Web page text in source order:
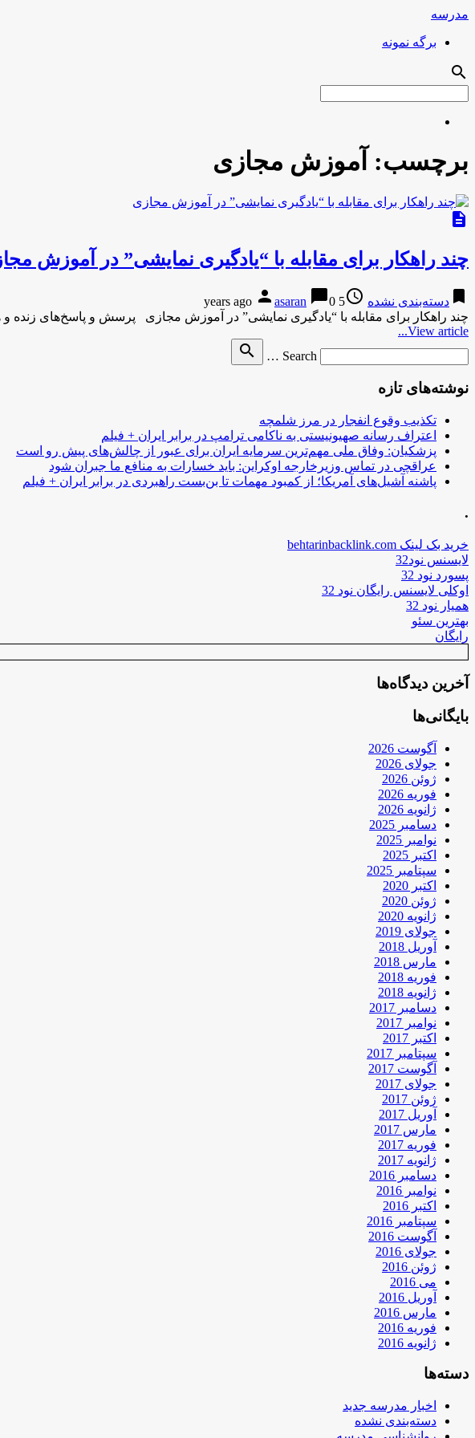
مدرسه
برگه نمونه
search
برچسب: آموزش مجازی
description
چند راهکار برای مقابله با “یادگیری نمایشی” در آموزش
bookmark دسته‌بندی نشده access_time
5 years ago
person asaran chat_bubble0
چند راهکار برای مقابله با “یادگیری نمایشی” در آموزش مجازی پرسش و پاسخ‌های
View article...
Search …
search
نوشته‌های تازه
تکذیب وقوع انفجار در مرز شلمچه
اعتراف رسانه صهیونیستی به ناکامی ترامپ در برابر ایران + فیلم
پزشکیان: وفاق ملی مهم‌ترین سرمایه ایران برای عبور از چالش‌های پیش رو است
عراقچی در تماس وزیرخارجه اوکراین: باید خسارات به منافع ما جبران شود
پاشنه آشیل‌های آمریکا؛ از کمبود مهمات تا بن‌بست راهبردی در برابر ایران + فیلم
.
خرید بک لینک behtarinbacklink.com
لایسنس نود32
پسورد نود 32
اوکلی لایسنس رایگان نود 32
همیار نود 32
بهترین سئو
رایگان
آخرین دیدگاه‌ها
بایگانی‌ها
آگوست 2026
جولای 2026
ژوئن 2026
فوریه 2026
ژانویه 2026
دسامبر 2025
نوامبر 2025
اکتبر 2025
سپتامبر 2025
اکتبر 2020
ژوئن 2020
ژانویه 2020
جولای 2019
آوریل 2018
مارس 2018
فوریه 2018
ژانویه 2018
دسامبر 2017
نوامبر 2017
اکتبر 2017
سپتامبر 2017
آگوست 2017
جولای 2017
ژوئن 2017
آوریل 2017
مارس 2017
فوریه 2017
ژانویه 2017
دسامبر 2016
نوامبر 2016
اکتبر 2016
سپتامبر 2016
آگوست 2016
جولای 2016
ژوئن 2016
می 2016
آوریل 2016
مارس 2016
فوریه 2016
ژانویه 2016
دسته‌ها
اخبار مدرسه جدید
دسته‌بندی نشده